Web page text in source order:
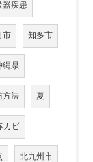
器疾患
市 知多市
縄県
方法 夏
カビ
北九州市